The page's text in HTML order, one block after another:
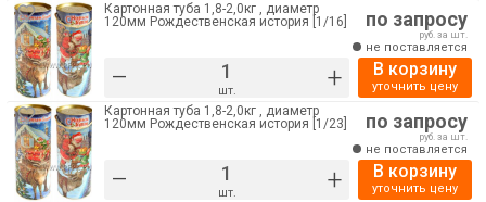
Картонная туба 1,8-2,0кг , диаметр
120мм Рождественская история [1/16]
– шт. +
по запросу
руб. за шт.
не поставляется
В корзину
уточнить цену
Картонная туба 1,8-2,0кг , диаметр
120мм Рождественская история [1/23]
– шт. +
по запросу
руб. за шт.
не поставляется
В корзину
уточнить цену